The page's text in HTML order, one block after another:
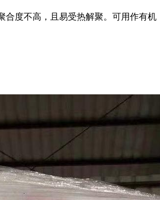
合度不高，且易受热解聚。可用作有机